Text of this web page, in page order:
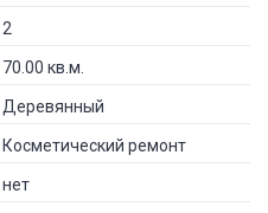
2
70.00 кв.м.
Деревянный
Косметический ремонт
нет